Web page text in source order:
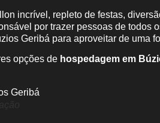
incrível, repleto de festas,
por trazer pessoas de todos
Geribá para aproveitar de uma
opções de hospedagem em